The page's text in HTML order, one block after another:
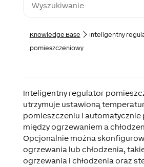
Knowledge Base
Inteligentny
pomieszczeniowy
Inteligentny regulator
utrzymuje ustawioną
pomieszczeniu i automatycznie
między ogrzewaniem a
Opcjonalnie można
ogrzewania lub chłodzenia,
ogrzewania i chłodzenia oraz